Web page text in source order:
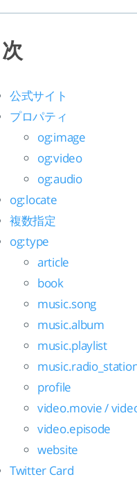
公式サイト
プロパティ
og:image
og:video
og:audio
og:locate
複数指定
og:type
article
book
music.song
music.album
music.playlist
profile
video.movie /
video.episode
website
Twitter Card